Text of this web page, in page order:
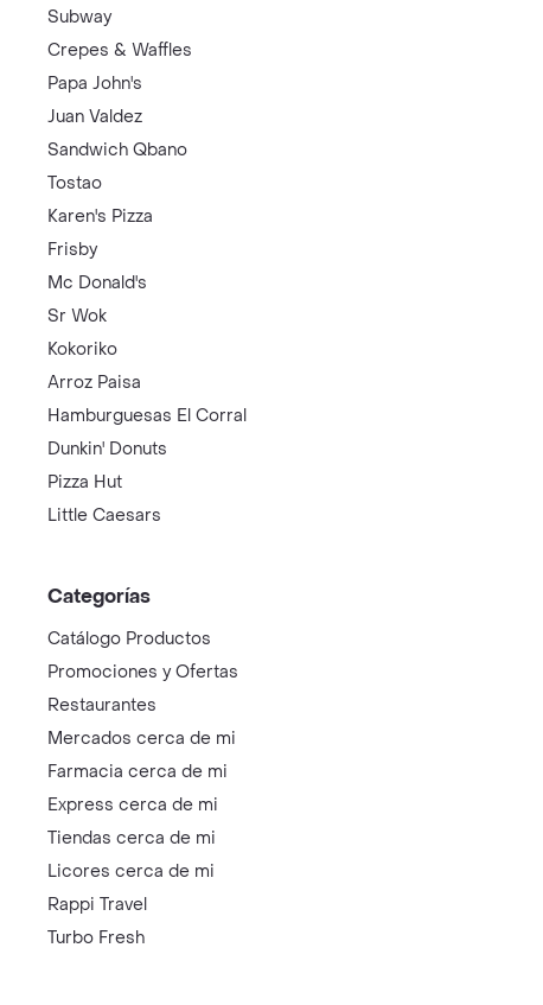
Subway
Crepes & Waffles
Papa John's
Juan Valdez
Sandwich Qbano
Tostao
Karen's Pizza
Frisby
Mc Donald's
Sr Wok
Kokoriko
Arroz Paisa
Hamburguesas El Corral
Dunkin' Donuts
Pizza Hut
Little Caesars
Categorías
Catálogo Productos
Promociones y Ofertas
Restaurantes
Mercados cerca de mi
Farmacia cerca de mi
Express cerca de mi
Tiendas cerca de mi
Licores cerca de mi
Rappi Travel
Turbo Fresh